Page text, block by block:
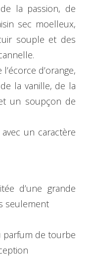
la passion, de
sec moelleux,
souple et des
d’orange,
la vanille, de la
un soupçon de
un caractère
d’une grande
seulement
parfum de tourbe